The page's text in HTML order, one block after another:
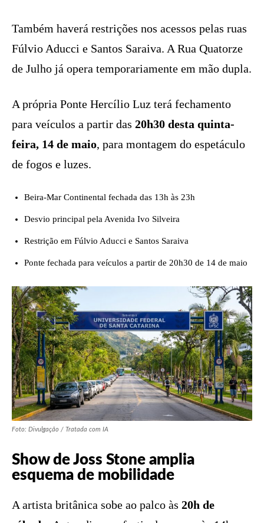
Também haverá restrições nos acessos pelas ruas
Fúlvio Aducci e Santos Saraiva. A Rua Quatorze
de Julho já opera temporariamente em mão dupla.
A própria Ponte Hercílio Luz terá fechamento
para veículos a partir das 20h30 desta quinta-
feira, 14 de maio, para montagem do espetáculo
de fogos e luzes.
Beira-Mar Continental fechada das 13h às 23h
Desvio principal pela Avenida Ivo Silveira
Restrição em Fúlvio Aducci e Santos Saraiva
Ponte fechada para veículos a partir de 20h30 de 14 de maio
Foto: Divulgação / Tratada com IA
Show de Joss Stone amplia
esquema de mobilidade
A artista britânica sobe ao palco às 20h de